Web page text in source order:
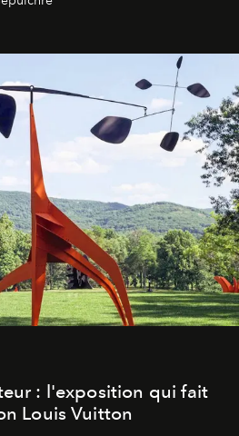
: l'exposition qui fait
Louis Vuitton